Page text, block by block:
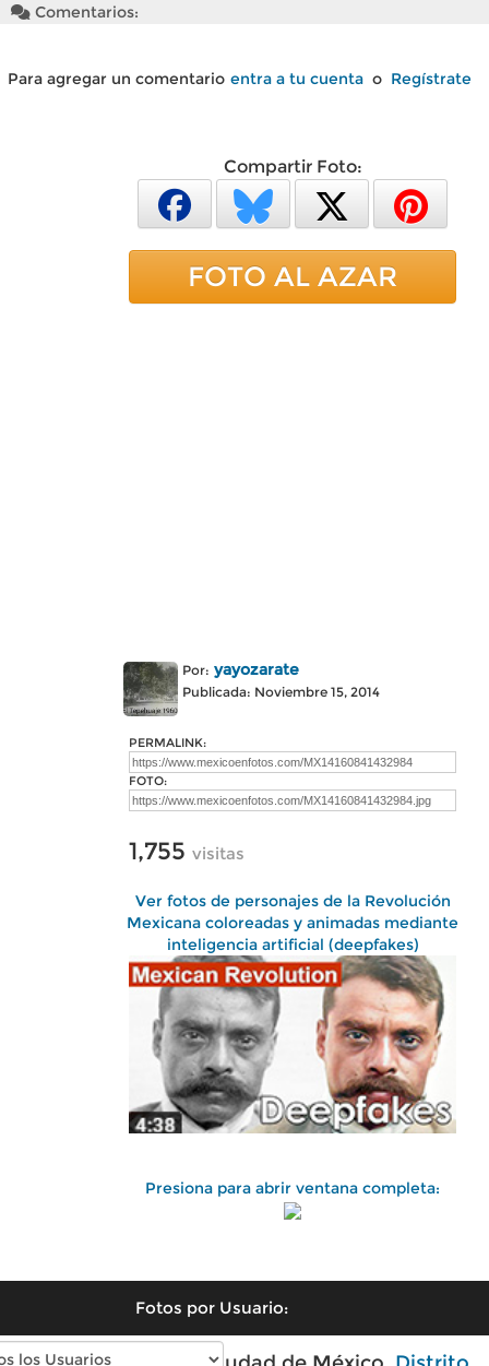
Comentarios:
Para agregar un comentario entra a tu cuenta o Regístrate
Compartir Foto:
FOTO AL AZAR
Por: yayozarate
Publicada: Noviembre 15, 2014
PERMALINK:
FOTO:
1,755 visitas
Ver fotos de personajes de la Revolución
Mexicana coloreadas y animadas mediante
inteligencia artificial (deepfakes)
Presiona para abrir ventana completa:
Fotos por Usuario: